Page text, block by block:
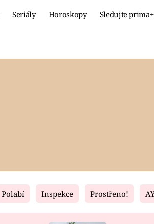
Seriály Horoskopy Sledujte prima+
Fresh
Polabí Inspekce Prostřeno!